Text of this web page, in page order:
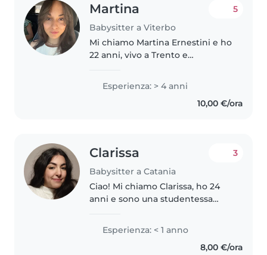
Martina
Babysitter a Viterbo
5
Mi chiamo Martina Ernestini e ho
22 anni, vivo a Trento e
studentessa di Giurisprudenza.
Sono una ragazza paziente,
dolce, premurosa e divertente.
Esperienza: > 4 anni
10,00 €/ora
Clarissa
Babysitter a Catania
3
Ciao! Mi chiamo Clarissa, ho 24
anni e sono una studentessa
entusiasmo e voglia di fare
esperienza in un ambiente
Esperienza: < 1 anno
8,00 €/ora